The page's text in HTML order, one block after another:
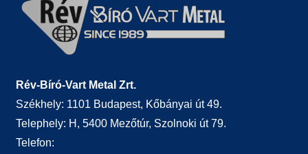
Rév-Bíró-Vart Metal Zrt.
Székhely: 1101 Budapest, Kőbányai út 49.
Telephely: H, 5400 Mezőtúr, Szolnoki út 79.
Telefon: